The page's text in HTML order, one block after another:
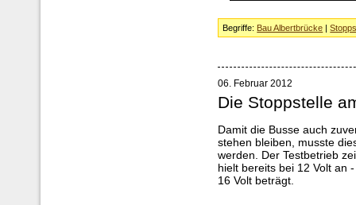
Begriffe: Bau Albertbrücke |
06. Februar 2012
Die Stoppstelle
Damit die Busse auch
stehen bleiben, musste
werden. Der Testbetrieb
hielt bereits bei 12 Volt an
16 Volt beträgt.